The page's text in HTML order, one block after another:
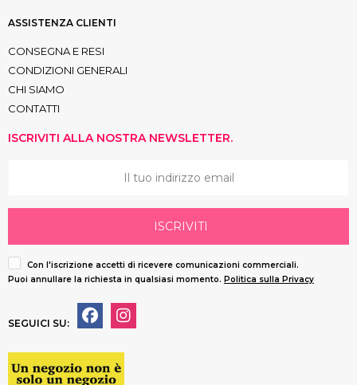
ASSISTENZA CLIENTI
CONSEGNA E RESI
CONDIZIONI GENERALI
CHI SIAMO
CONTATTI
ISCRIVITI ALLA NOSTRA NEWSLETTER.
ISCRIVITI
Con l'iscrizione accetti di ricevere comunicazioni commerciali.
Puoi annullare la richiesta in qualsiasi momento. Politica sulla Privacy
SEGUICI SU: